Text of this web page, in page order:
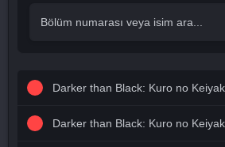
Darker than Black: Kuro no
Darker than Black: Kuro no